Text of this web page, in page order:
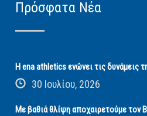
Πρόσφατα Νέα
Η ena athletics ενώνει τις
30 Ιουλίου, 2026
Με βαθιά θλίψη αποχαιρετούμε τον